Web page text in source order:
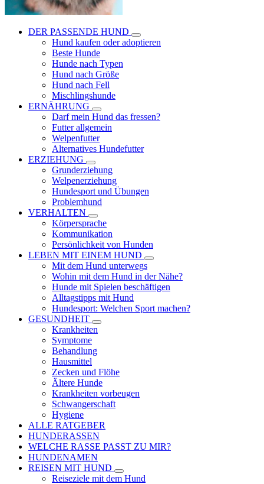
DER PASSENDE HUND
Hund kaufen oder adoptieren
Beste Hunde
Hunde nach Typen
Hund nach Größe
Hund nach Fell
Mischlingshunde
ERNÄHRUNG
Darf mein Hund das fressen?
Futter allgemein
Welpenfutter
Alternatives Hundefutter
ERZIEHUNG
Grunderziehung
Welpenerziehung
Hundesport und Übungen
Problemhund
VERHALTEN
Körpersprache
Kommunikation
Persönlichkeit von Hunden
LEBEN MIT EINEM HUND
Mit dem Hund unterwegs
Wohin mit dem Hund in der Nähe?
Hunde mit Spielen beschäftigen
Alltagstipps mit Hund
Hundesport: Welchen Sport machen?
GESUNDHEIT
Krankheiten
Symptome
Behandlung
Hausmittel
Zecken und Flöhe
Ältere Hunde
Krankheiten vorbeugen
Schwangerschaft
Hygiene
ALLE RATGEBER
HUNDERASSEN
WELCHE RASSE PASST ZU MIR?
HUNDENAMEN
REISEN MIT HUND
Reiseziele mit dem Hund